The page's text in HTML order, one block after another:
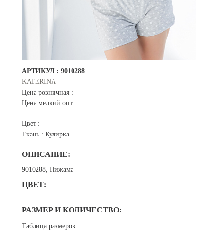
АРТИКУЛ : 9010288
KATERINA
Цена розничная :
Цена мелкий опт :
Цвет :
Ткань : Кулирка
ОПИСАНИЕ:
9010288, Пижама
ЦВЕТ:
РАЗМЕР И КОЛИЧЕСТВО:
Таблица размеров